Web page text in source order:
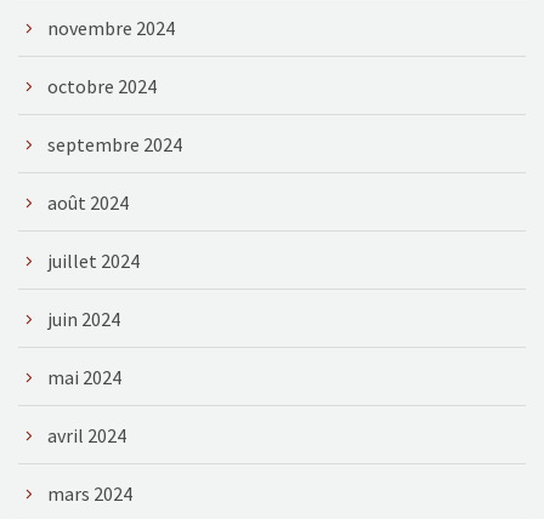
novembre 2024
octobre 2024
septembre 2024
août 2024
juillet 2024
juin 2024
mai 2024
avril 2024
mars 2024